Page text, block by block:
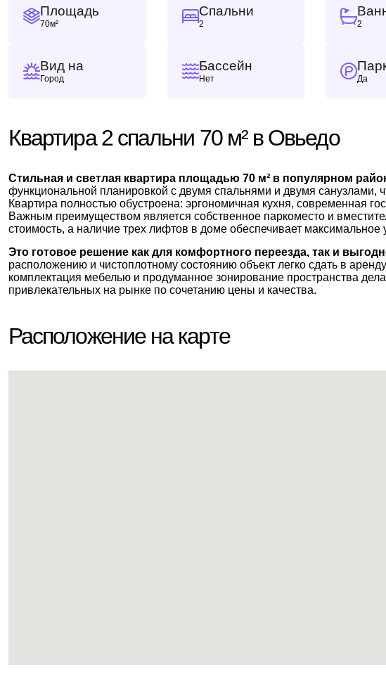
Площадь
70м²
Спальни
2 2
Вид на
Город
Бассейн
Нет Да
Квартира 2 спальни 70 м² в Овьедо
Стильная и светлая квартира площадью 70 м² в популярном
функциональной планировкой с двумя спальнями и двумя санузлами,
Квартира полностью обустроена: эргономичная кухня, современная
Важным преимуществом является собственное паркоместо и
стоимость, а наличие трех лифтов в доме обеспечивает максимальное
Это готовое решение как для комфортного переезда, так и
расположению и чистоплотному состоянию объект легко сдать в
комплектация мебелью и продуманное зонирование пространства
привлекательных на рынке по сочетанию цены и качества.
Расположение на карте